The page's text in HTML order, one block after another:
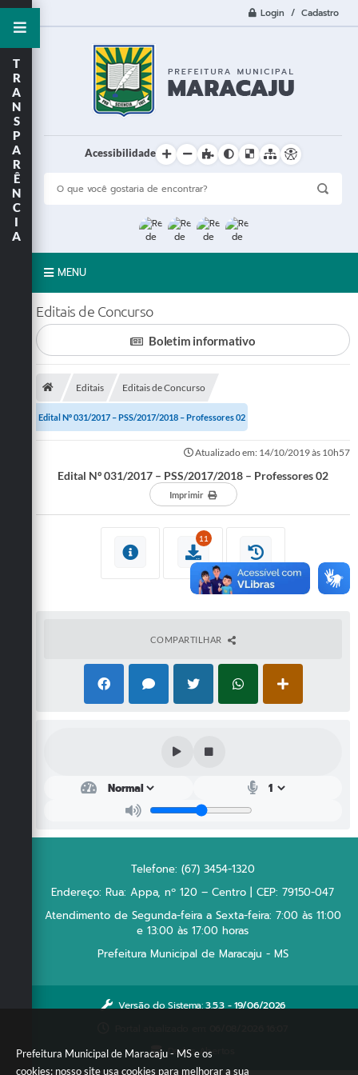
Prefeitura Municipal de Maracaju - MS e os
cookies: nosso site usa cookies para melhorar a sua
Login / Cadastro
Acessibilidade
MENU
A Cidade
Diário Oficial
LGPD
Controladoria Geral Municipal
Serviços para a empresa
Serviços para o Servidor
Decorrência de COVID-19 Comércio - Adesão ao
Plano Municipal de Enfrentamento da Pandemia em
Decorrência de COVID-19 Educação - Adesão ao
Protocolo
T
R
A
N
S
P
A
R
Ê
N
C
I
A
Editais de Concurso
Boletim informativo
Editais Editais de Concurso
Edital Nº 031/2017 – PSS/2017/2018 – Professores 02
Atualizado em: 14/10/2019 às 10h57
Edital Nº 031/2017 – PSS/2017/2018 – Professores 02
Imprimir
11
COMPARTILHAR
Telefone: (67) 3454-1320
Endereço: Rua: Appa, nº 120 – Centro | CEP: 79150-047
Atendimento de Segunda-feira a Sexta-feira: 7:00 às 11:00
e 13:00 às 17:00 horas
Prefeitura Municipal de Maracaju - MS
Versão do Sistema:3.5.3 - 19/06/2026
Dados Abertos